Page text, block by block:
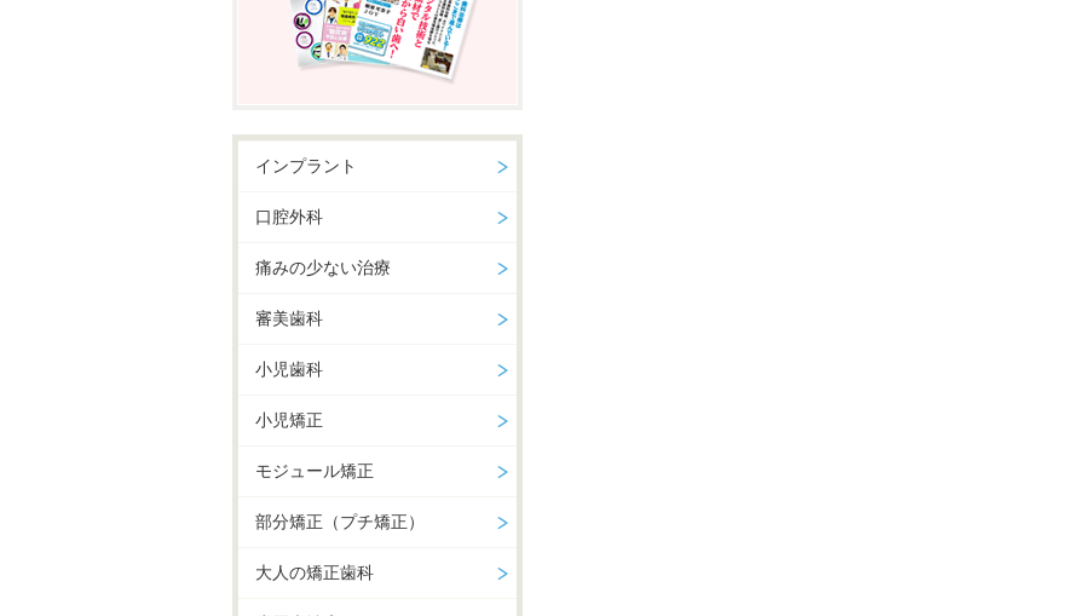
インプラント
口腔外科
痛みの少ない治療
審美歯科
小児歯科
小児矯正
モジュール矯正
部分矯正（プチ矯正）
大人の矯正歯科